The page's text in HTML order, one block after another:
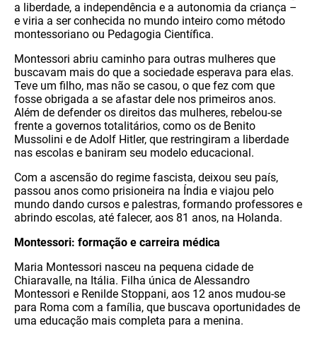
a liberdade, a independência e a autonomia da criança –
e viria a ser conhecida no mundo inteiro como método
montessoriano ou Pedagogia Científica.
Montessori abriu caminho para outras mulheres que
buscavam mais do que a sociedade esperava para elas.
Teve um filho, mas não se casou, o que fez com que
fosse obrigada a se afastar dele nos primeiros anos.
Além de defender os direitos das mulheres, rebelou-se
frente a governos totalitários, como os de Benito
Mussolini e de Adolf Hitler, que restringiram a liberdade
nas escolas e baniram seu modelo educacional.
Com a ascensão do regime fascista, deixou seu país,
passou anos como prisioneira na Índia e viajou pelo
mundo dando cursos e palestras, formando professores e
abrindo escolas, até falecer, aos 81 anos, na Holanda.
Montessori: formação e carreira médica
Maria Montessori nasceu na pequena cidade de
Chiaravalle, na Itália. Filha única de Alessandro
Montessori e Renilde Stoppani, aos 12 anos mudou-se
para Roma com a família, que buscava oportunidades de
uma educação mais completa para a menina.